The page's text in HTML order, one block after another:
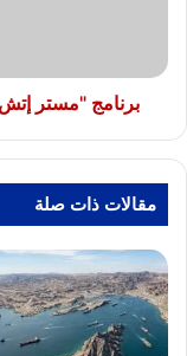
والمعرفة
برنامج "مستر
مقالات ذات صلة